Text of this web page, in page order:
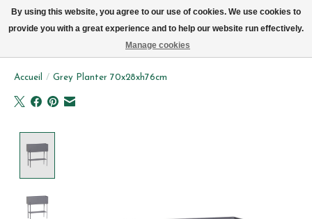
Accueil / Grey Planter 70x28xh76cm
By using this website, you agree to our use of cookies. We use cookies to
provide you with a great experience and to help our website run effectively.
Manage cookies